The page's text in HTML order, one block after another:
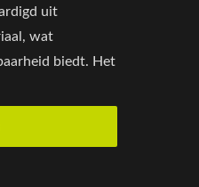
uit
wat
biedt. Het